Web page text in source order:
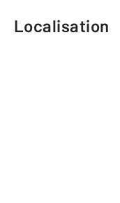
Localisation